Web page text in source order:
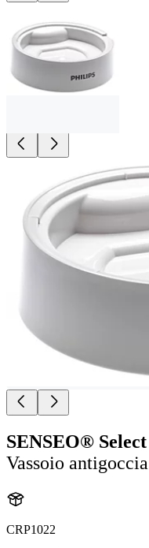
SENSEO® Select
Vassoio antigoccia
CRP1022